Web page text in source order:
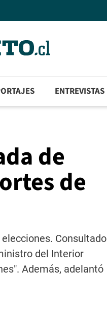
ENTREVISTAS
de
de
Consultado
del Interior
Además, adelantó